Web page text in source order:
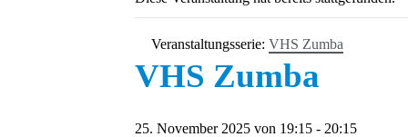
Veranstaltungsserie: VHS Zumba
VHS Zumba
25. November 2025 von 19:15 - 20:15